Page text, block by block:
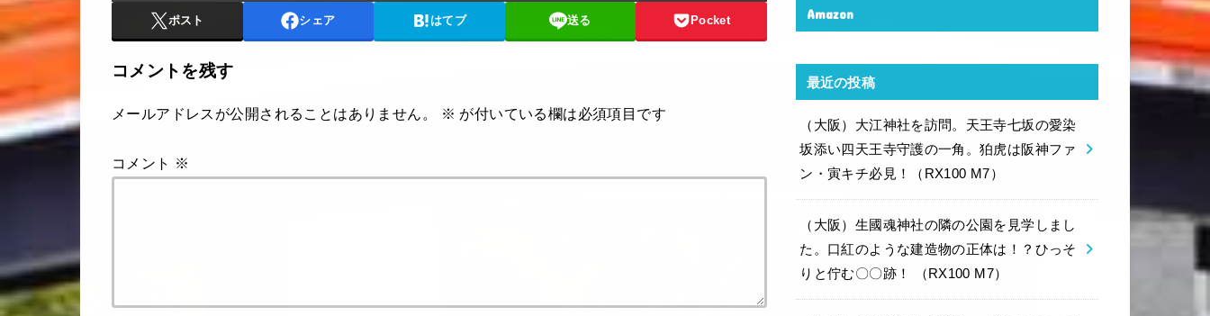
ポスト シェア はてブ 送る Pocket
コメントを残す
メールアドレスが公開されることはありません。 ※ が付いている欄は必須項目です
コメント ※
Amazon
最近の投稿
（大阪）大江神社を訪問。天王寺七坂の愛染
坂添い四天王寺守護の一角。狛虎は阪神ファ
ン・寅キチ必見！（RX100 M7）
（大阪）生國魂神社の隣の公園を見学しまし
た。口紅のような建造物の正体は！？ひっそ
りと佇む〇〇跡！ （RX100 M7）